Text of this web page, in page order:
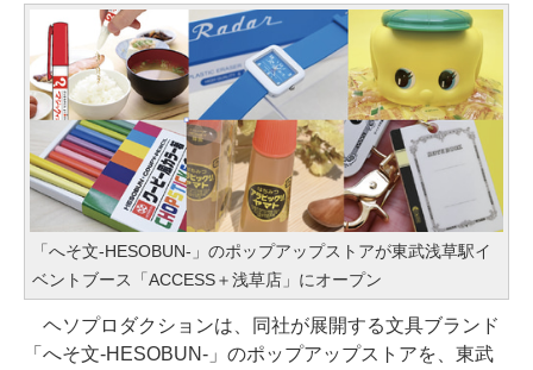
「へそ文-HESOBUN-」のポップアップストアが東武浅草駅イ
ベントブース「ACCESS＋浅草店」にオープン
ヘソプロダクションは、同社が展開する文具ブランド
「へそ文-HESOBUN-」のポップアップストアを、東武